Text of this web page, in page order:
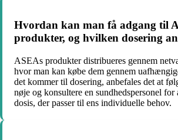
Hvordan kan man få adgang til
produkter, og hvilken dosering
ASEAs produkter distribueres gennem
hvor man kan købe dem gennem
det kommer til dosering, anbefales det at
nøje og konsultere en sundhedspersonel
dosis, der passer til ens individuelle behov.